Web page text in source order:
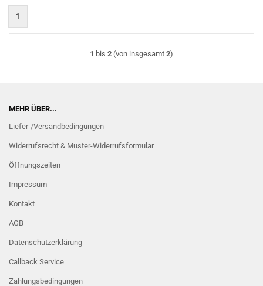
1
1 bis 2 (von insgesamt 2)
MEHR ÜBER...
Liefer-/Versandbedingungen
Widerrufsrecht & Muster-Widerrufsformular
Öffnungszeiten
Impressum
Kontakt
AGB
Datenschutzerklärung
Callback Service
Zahlungsbedingungen